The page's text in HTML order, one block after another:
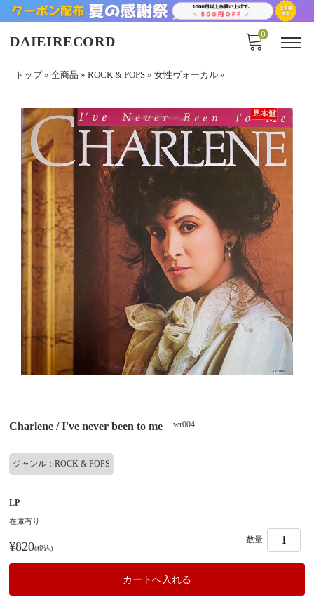
DAIEIRECORD 0
トップ» 全商品 » ROCK & POPS » 女性ヴォーカル »
Charlene / I've never been to me wr004
ジャンル：ROCK & POPS
LP
在庫有り
¥820(税込)
数量